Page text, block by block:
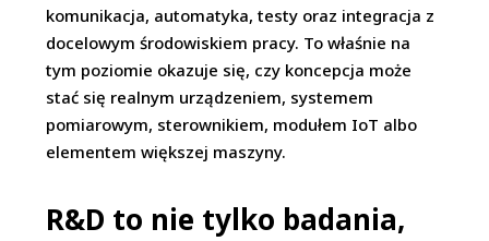
komunikacja, automatyka, testy oraz integracja z
docelowym środowiskiem pracy. To właśnie na
tym poziomie okazuje się, czy koncepcja może
stać się realnym urządzeniem, systemem
pomiarowym, sterownikiem, modułem IoT albo
elementem większej maszyny.
R&D to nie tylko badania,